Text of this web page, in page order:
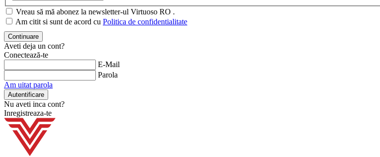
Vreau să mă abonez la newsletter-ul Virtuoso RO .
Am citit si sunt de acord cu Politica de confidentialitate
Aveti deja un cont?
Conectează-te
E-Mail
Parola
Am uitat parola
Nu aveti inca cont?
Inregistreaza-te